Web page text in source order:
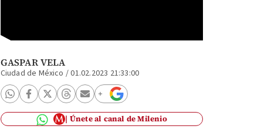
GASPAR VELA
Ciudad de México /01.02.2023 21:33:00
Únete al canal de Milenio